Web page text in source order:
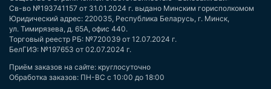
Св-во №193741157 от 31.01.2024 г. выдано Минским горисполкомом
Юридический адрес: 220035, Республика Беларусь, г. Минск,
ул. Тимирязева, д. 65А, офис 440.
Торговый реестр РБ: №720039 от 12.07.2024 г.
БелГИЭ: №197653 от 02.07.2024 г.
Приём заказов на сайте: круглосуточно
Обработка заказов: ПН-ВС с 10:00 до 18:00